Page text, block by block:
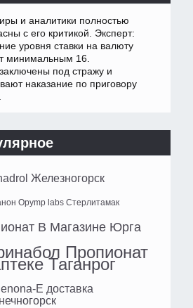
и аналитики полностью
с его критикой. Эксперт:
уровня ставки на валюту
минимальным 16.
под стражу и
наказание по приговору
Железногорск
Opymp labs Стерлитамак
В Магазине Юрга
Пропионат
Таганрог
E доставка